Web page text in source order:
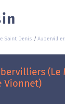
Saint Denis
(Le
Vionnet)